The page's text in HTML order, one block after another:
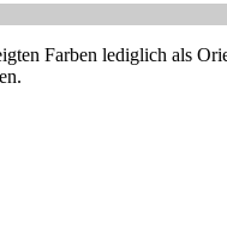
Farben lediglich als